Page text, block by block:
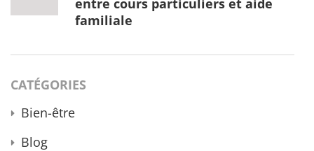
entre cours particuliers et aide
familiale
CATÉGORIES
Bien-être
Blog